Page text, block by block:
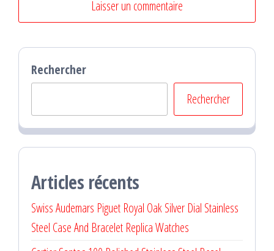
Rechercher
Rechercher
Articles récents
Swiss Audemars Piguet Royal Oak Silver Dial Stainless
Steel Case And Bracelet Replica Watches